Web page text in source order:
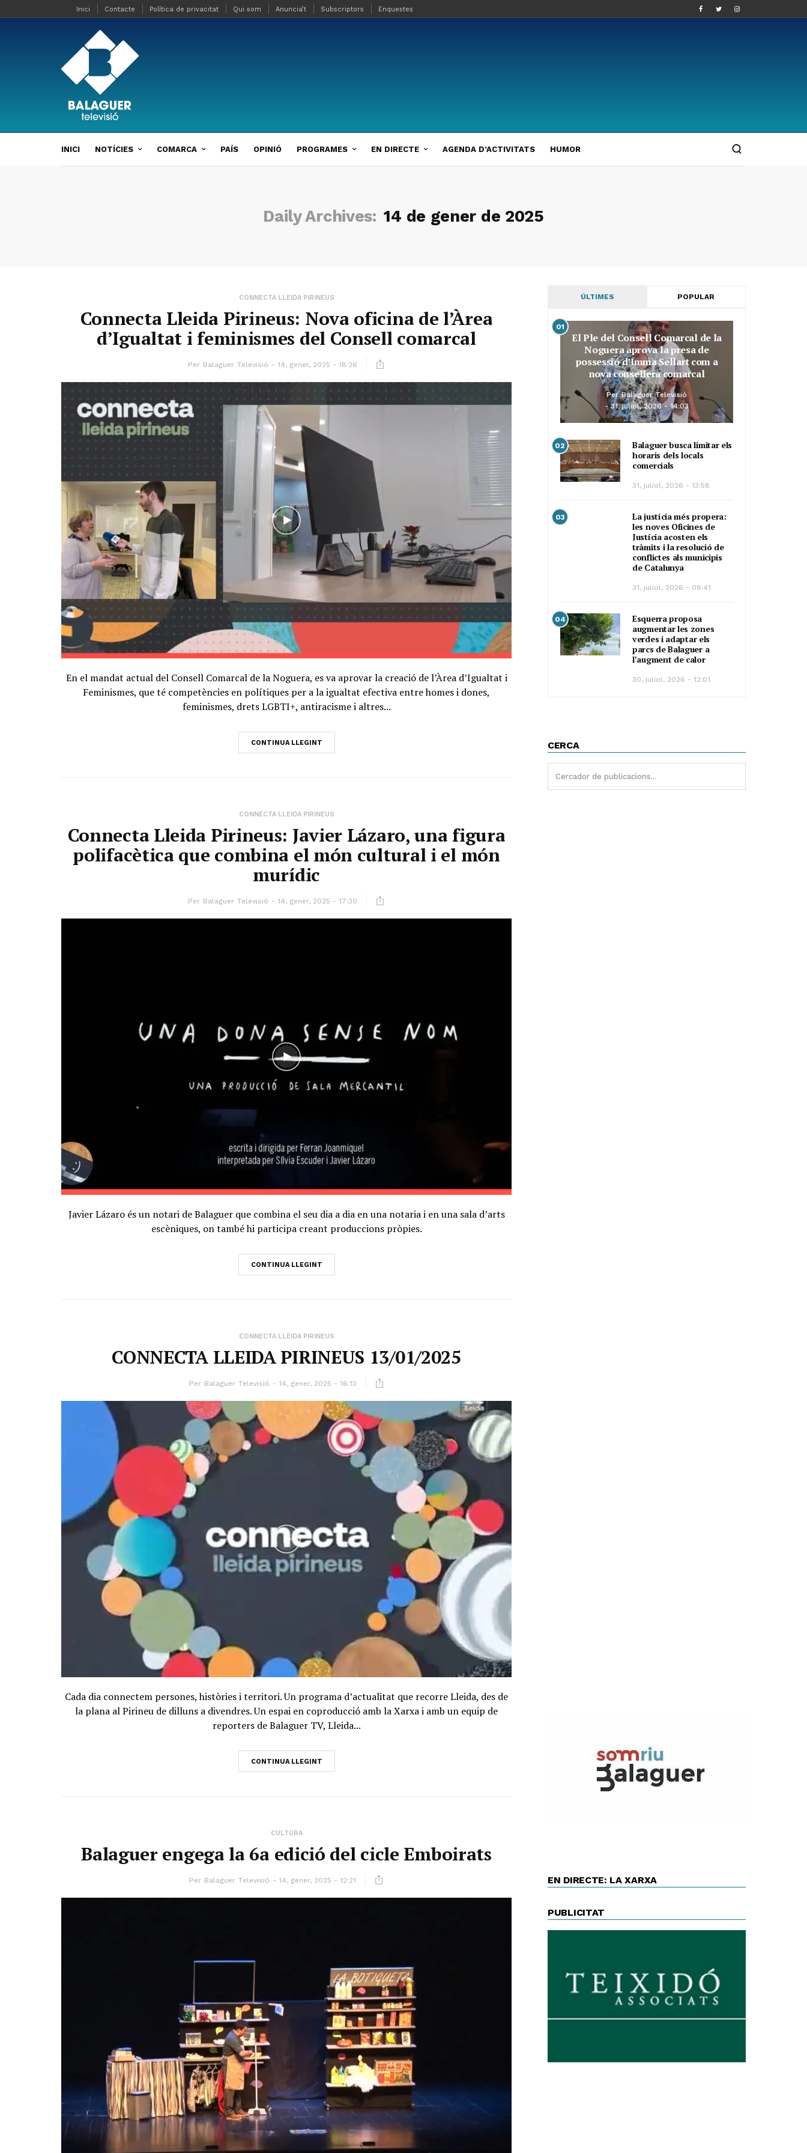
Inici Contacte Política de privacitat Qui som Anuncia’t Subscriptors Enquestes
INICI NOTÍCIES COMARCA PAÍS OPINIÓ PROGRAMES EN DIRECTE AGENDA D’ACTIVITATS HUMOR
Daily Archives: 14 de gener de 2025
CONNECTA LLEIDA PIRINEUS
Connecta Lleida Pirineus: Nova oficina de l’Àrea
d’Igualtat i feminismes del Consell comarcal
Per Balaguer Televisió 14, gener, 2025 - 18:26
En el mandat actual del Consell Comarcal de la Noguera, es va aprovar la creació de l’Àrea d’Igualtat i
Feminismes, que té competències en polítiques per a la igualtat efectiva entre homes i dones,
feminismes, drets LGBTI+, antiracisme i altres...
CONTINUA LLEGINT
CONNECTA LLEIDA PIRINEUS
Connecta Lleida Pirineus: Javier Lázaro, una figura
polifacètica que combina el món cultural i el món
murídic
Per Balaguer Televisió 14, gener, 2025 - 17:30
Javier Lázaro és un notari de Balaguer que combina el seu dia a dia en una notaria i en una sala d’arts
escèniques, on també hi participa creant produccions pròpies.
CONTINUA LLEGINT
CONNECTA LLEIDA PIRINEUS
CONNECTA LLEIDA PIRINEUS 13/01/2025
Per Balaguer Televisió 14, gener, 2025 - 16:13
Cada dia connectem persones, històries i territori. Un programa d’actualitat que recorre Lleida, des de
la plana al Pirineu de dilluns a divendres. Un espai en coproducció amb la Xarxa i amb un equip de
reporters de Balaguer TV, Lleida...
CONTINUA LLEGINT
CULTURA
Balaguer engega la 6a edició del cicle Emboirats
Per Balaguer Televisió 14, gener, 2025 - 12:21
ÚLTIMES POPULAR
01
El Ple del Consell Comarcal de la
Noguera aprova la presa de
possessió d’Imma Sellart com a
nova consellera comarcal
Per Balaguer Televisió
31, juliol, 2026 - 14:03
02
Balaguer busca limitar els
horaris dels locals
comercials
31, juliol, 2026 - 13:58
03
La justícia més propera:
les noves Oficines de
Justícia acosten els
tràmits i la resolució de
conflictes als municipis
de Catalunya
31, juliol, 2026 - 08:41
04
Esquerra proposa
augmentar les zones
verdes i adaptar els
parcs de Balaguer a
l’augment de calor
30, juliol, 2026 - 12:01
CERCA
EN DIRECTE: LA XARXA
PUBLICITAT